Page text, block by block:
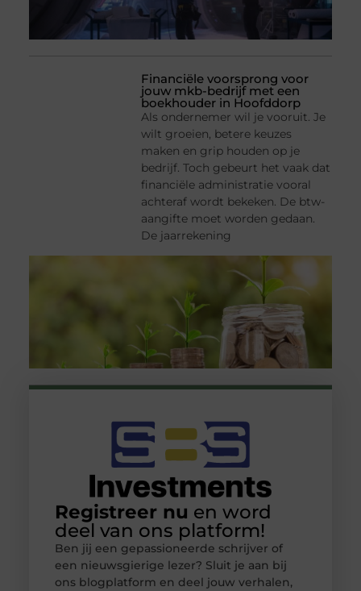
Financiële voorsprong voor
jouw mkb-bedrijf met een
boekhouder in Hoofddorp
Als ondernemer wil je vooruit. Je
wilt groeien, betere keuzes
maken en grip houden op je
bedrijf. Toch gebeurt het vaak dat
financiële administratie vooral
achteraf wordt bekeken. De btw-
aangifte moet worden gedaan.
De jaarrekening
Registreer nu en word
deel van ons platform!
Ben jij een gepassioneerde schrijver of
een nieuwsgierige lezer? Sluit je aan bij
ons blogplatform en deel jouw verhalen,